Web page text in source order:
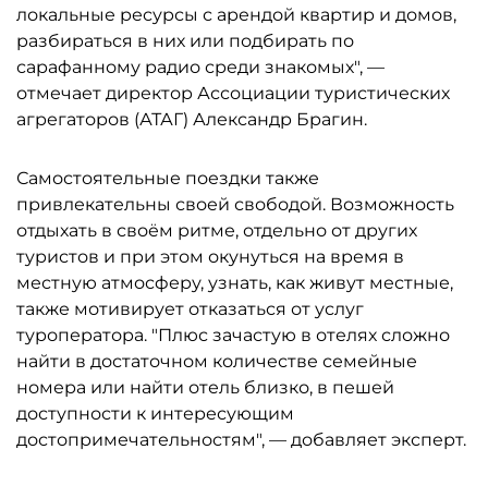
локальные ресурсы с арендой квартир и домов,
разбираться в них или подбирать по
сарафанному радио среди знакомых", —
отмечает директор Ассоциации туристических
агрегаторов (АТАГ) Александр Брагин.
Самостоятельные поездки также
привлекательны своей свободой. Возможность
отдыхать в своём ритме, отдельно от других
туристов и при этом окунуться на время в
местную атмосферу, узнать, как живут местные,
также мотивирует отказаться от услуг
туроператора. "Плюс зачастую в отелях сложно
найти в достаточном количестве семейные
номера или найти отель близко, в пешей
доступности к интересующим
достопримечательностям", — добавляет эксперт.